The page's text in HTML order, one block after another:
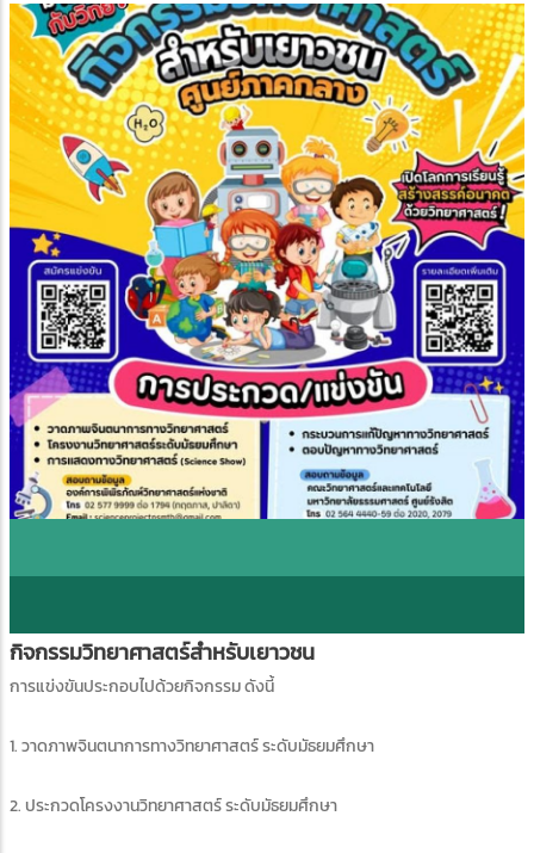
กิจกรรมวิทยาศาสตร์สำหรับเยาวชน
การแข่งขันประกอบไปด้วยกิจกรรม ดังนี้
1. วาดภาพจินตนาการทางวิทยาศาสตร์ ระดับมัธยมศึกษา
2. ประกวดโครงงานวิทยาศาสตร์ ระดับมัธยมศึกษา